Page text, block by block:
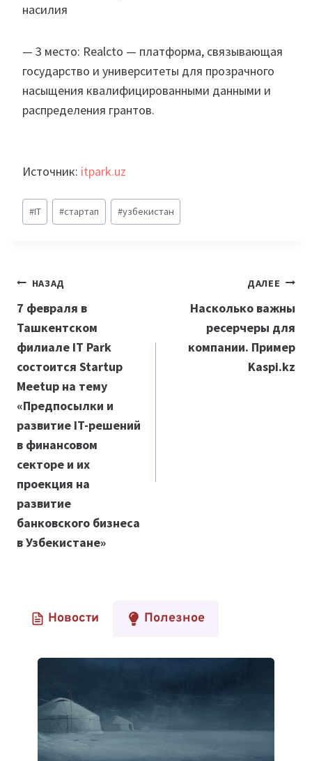
насилия
— 3 место: Realcto — платформа, связывающая
государство и университеты для прозрачного
насыщения квалифицированными данными и
распределения грантов.
Источник: itpark.uz
Метки
записи:
#IT #стартап #узбекистан
Навигация
по
записям
НАЗАД
7 февраля в
Ташкентском
филиале IT Park
состоится Startup
Meetup на тему
«Предпосылки и
развитие IT-решений
в финансовом
секторе и их
проекция на
развитие
банковского бизнеса
в Узбекистане»
ДАЛЕЕ
Насколько важны
ресерчеры для
компании. Пример
Kaspi.kz
Новости Полезное